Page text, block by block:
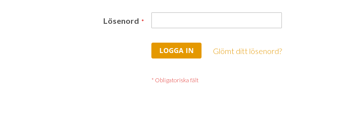
Lösenord
LOGGA IN Glömt ditt lösenord?